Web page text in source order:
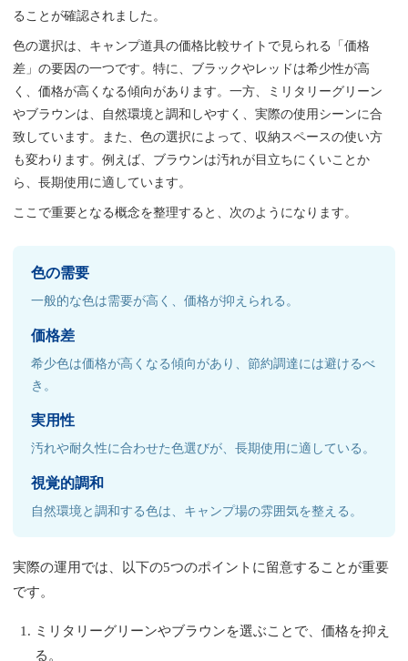
ることが確認されました。
色の選択は、キャンプ道具の価格比較サイトで見られる「価格
差」の要因の一つです。特に、ブラックやレッドは希少性が高
く、価格が高くなる傾向があります。一方、ミリタリーグリーン
やブラウンは、自然環境と調和しやすく、実際の使用シーンに合
致しています。また、色の選択によって、収納スペースの使い方
も変わります。例えば、ブラウンは汚れが目立ちにくいことか
ら、長期使用に適しています。
ここで重要となる概念を整理すると、次のようになります。
色の需要
一般的な色は需要が高く、価格が抑えられる。
価格差
希少色は価格が高くなる傾向があり、節約調達には避けるべ
き。
実用性
汚れや耐久性に合わせた色選びが、長期使用に適している。
視覚的調和
自然環境と調和する色は、キャンプ場の雰囲気を整える。
実際の運用では、以下の5つのポイントに留意することが重要
です。
ミリタリーグリーンやブラウンを選ぶことで、価格を抑え
る。